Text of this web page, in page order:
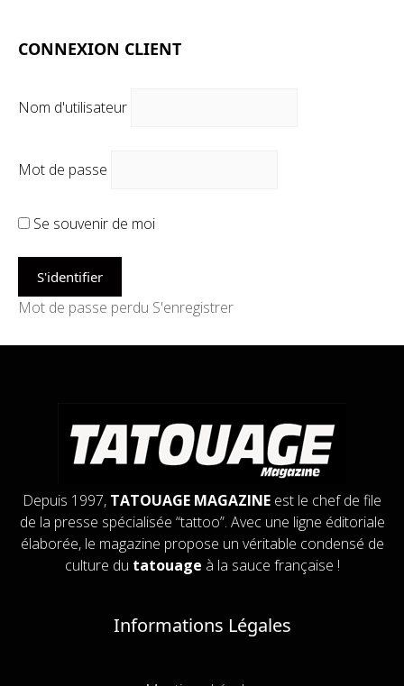
CONNEXION CLIENT
Nom d'utilisateur
Mot de passe
Se souvenir de moi
Mot de passe perdu S'enregistrer
Depuis 1997, TATOUAGE MAGAZINE est le chef de file
de la presse spécialisée “tattoo”. Avec une ligne éditoriale
élaborée, le magazine propose un véritable condensé de
culture du tatouage à la sauce française !
Informations Légales